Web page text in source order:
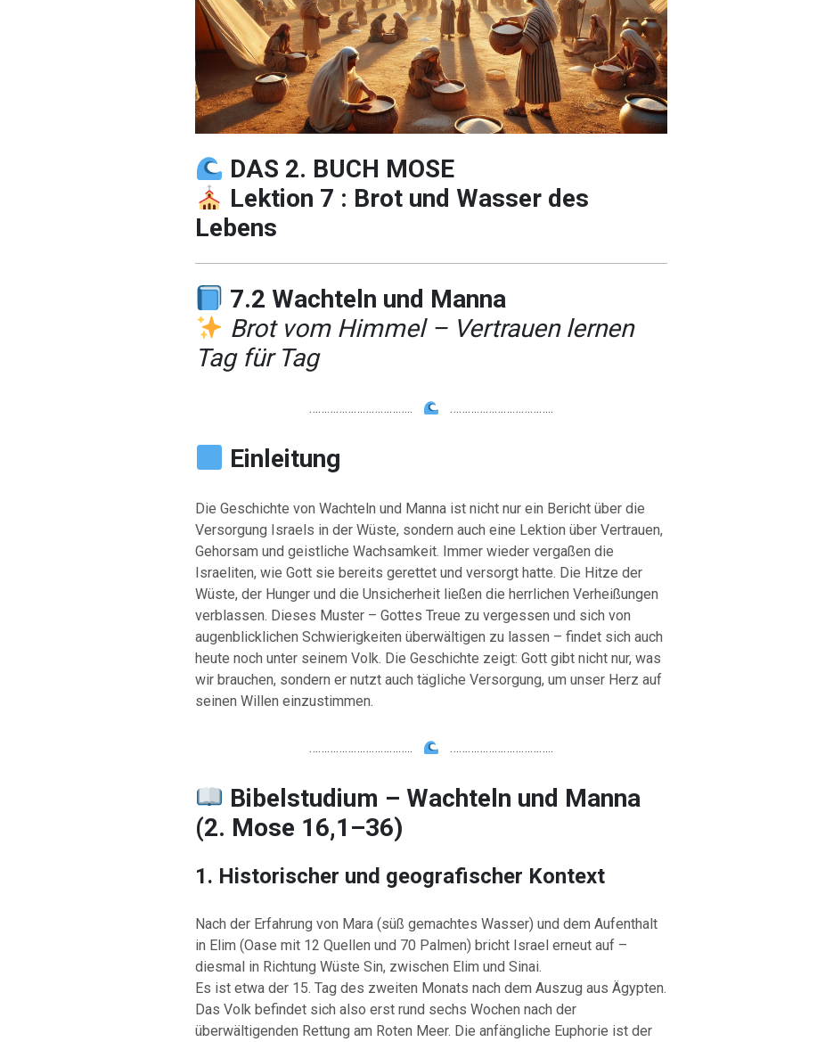
DAS 2. BUCH MOSE
Lektion 7 : Brot und Wasser des
Lebens
7.2 Wachteln und Manna
Brot vom Himmel – Vertrauen lernen
Tag für Tag
…………………………….. ……………………………..
Einleitung
Die Geschichte von Wachteln und Manna ist nicht nur ein Bericht über die
Versorgung Israels in der Wüste, sondern auch eine Lektion über Vertrauen,
Gehorsam und geistliche Wachsamkeit. Immer wieder vergaßen die
Israeliten, wie Gott sie bereits gerettet und versorgt hatte. Die Hitze der
Wüste, der Hunger und die Unsicherheit ließen die herrlichen Verheißungen
verblassen. Dieses Muster – Gottes Treue zu vergessen und sich von
augenblicklichen Schwierigkeiten überwältigen zu lassen – findet sich auch
heute noch unter seinem Volk. Die Geschichte zeigt: Gott gibt nicht nur, was
wir brauchen, sondern er nutzt auch tägliche Versorgung, um unser Herz auf
seinen Willen einzustimmen.
…………………………….. ……………………………..
Bibelstudium – Wachteln und Manna
(2. Mose 16,1–36)
1. Historischer und geografischer Kontext
Nach der Erfahrung von Mara (süß gemachtes Wasser) und dem Aufenthalt
in Elim (Oase mit 12 Quellen und 70 Palmen) bricht Israel erneut auf –
diesmal in Richtung Wüste Sin, zwischen Elim und Sinai.
Es ist etwa der 15. Tag des zweiten Monats nach dem Auszug aus Ägypten.
Das Volk befindet sich also erst rund sechs Wochen nach der
überwältigenden Rettung am Roten Meer. Die anfängliche Euphorie ist der